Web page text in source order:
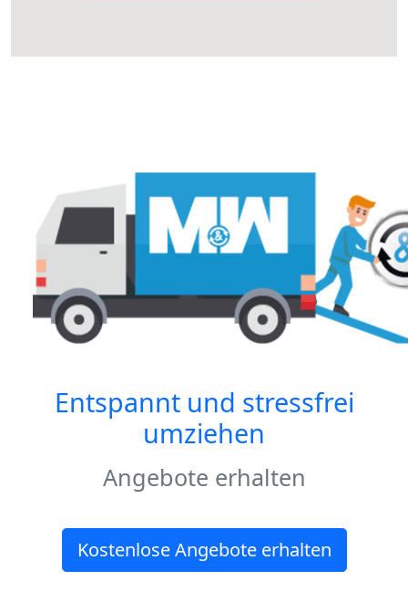
Entspannt und stressfrei
umziehen
Angebote erhalten
Kostenlose Angebote erhalten